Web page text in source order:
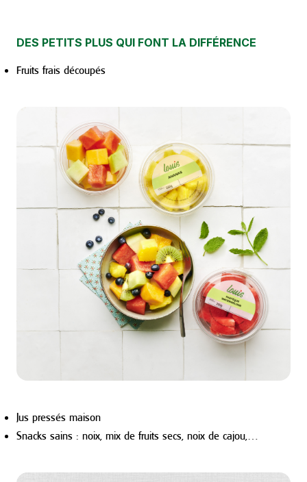
DES PETITS PLUS QUI FONT LA DIFFÉRENCE
Fruits frais découpés
Jus pressés maison
Snacks sains : noix, mix de fruits secs, noix de cajou,…